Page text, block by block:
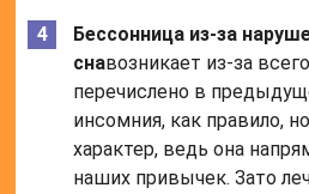
Бессонница из-за
снавозникает из-за
перечислено в
инсомния, как правило,
характер, ведь она
наших привычек. Зато